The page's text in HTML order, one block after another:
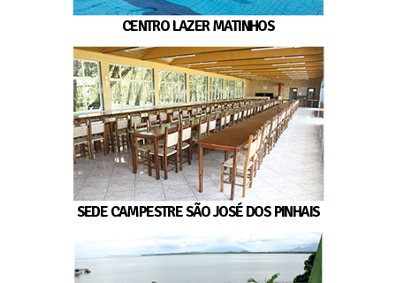
CENTRO LAZER MATINHOS
SEDE CAMPESTRE SÃO JOSÉ DOS PINHAIS